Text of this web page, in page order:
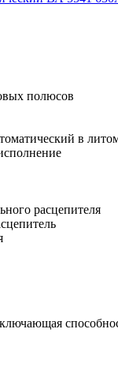
полюсов
в
расцепителя